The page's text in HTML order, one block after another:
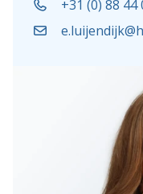
+31 (0) 88 44